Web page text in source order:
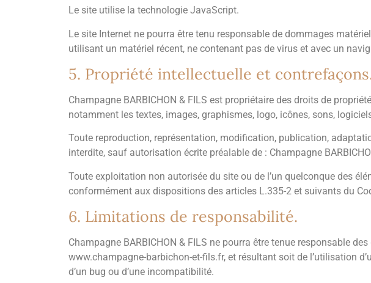
Le site utilise la technologie JavaScript.
Le site Internet ne pourra être tenu responsable de dommages
utilisant un matériel récent, ne contenant pas de virus et avec un
5. Propriété intellectuelle et
Champagne BARBICHON & FILS est propriétaire des droits de
notamment les textes, images, graphismes, logo, icônes, sons,
Toute reproduction, représentation, modification, publication,
interdite, sauf autorisation écrite préalable de : Champagne
Toute exploitation non autorisée du site ou de l’un quelconque des
conformément aux dispositions des articles L.335-2 et suivants du
6. Limitations de responsabilité.
Champagne BARBICHON & FILS ne pourra être tenue responsable
www.champagne-barbichon-et-fils.fr, et résultant soit de l’utilisation
d’un bug ou d’une incompatibilité.